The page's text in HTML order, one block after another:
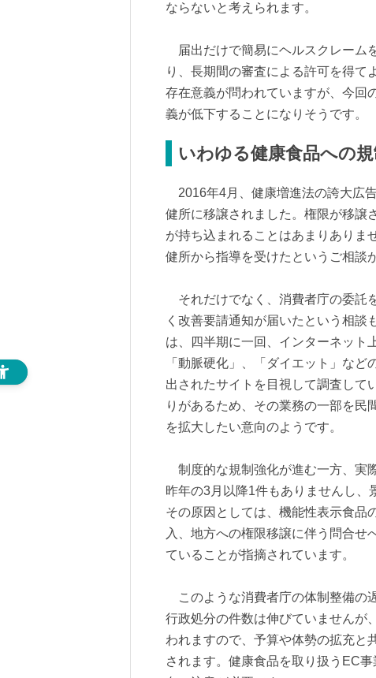
ならないと考えられます。
届出だけで簡易にヘルスクレーム
り、長期間の審査による許可を得て
存在意義が問われていますが、今回
義が低下することになりそうです。
いわゆる健康食品への
2016年4月、健康増進法の誇大広
健所に移譲されました。権限が移譲
が持ち込まれることはあまりありま
健所から指導を受けたというご相談
それだけでなく、消費者庁の委託
く改善要請通知が届いたという相談
は、四半期に一回、インターネット
「動脈硬化」、「ダイエット」な
出されたサイトを目視して調査して
りがあるため、その業務の一部を民
を拡大したい意向のようです。
制度的な規制強化が進む一方、実
昨年の3月以降1件もありませんし、
その原因としては、機能性表示食品
入、地方への権限移譲に伴う問合せ
ていることが指摘されています。
このような消費者庁の体制整備の
行政処分の件数は伸びていませんが
われますので、予算や体勢の拡充と
されます。健康食品を取り扱うEC